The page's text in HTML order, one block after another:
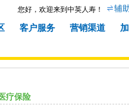
您好，欢迎来到中英人寿！ 辅
客户服务 营销渠道
疗保险